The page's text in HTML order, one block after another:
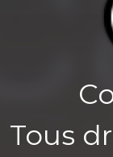
Tous